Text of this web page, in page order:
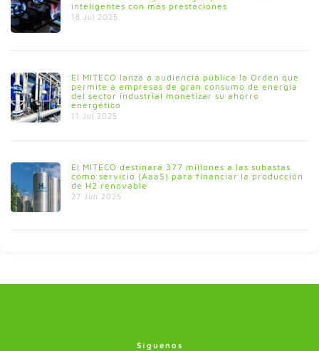
inteligentes con más prestaciones
18 Jul 2025
El MITECO lanza a audiencia pública la Orden que
permite a empresas de gran consumo de energía
del sector industrial monetizar su ahorro
energético
11 Jul 2025
El MITECO destinará 377 millones a las subastas
como servicio (AaaS) para financiar la producción
de H2 renovable
27 Jun 2025
Síguenos